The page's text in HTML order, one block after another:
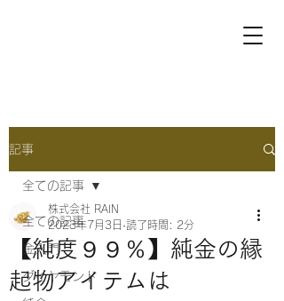
記事
全ての記事
金入門
ダイヤモンド
全ての記事
【純度９９％】純金の縁
起物アイテムは
株式会社 RAIN
2023年7月3日 読了時間: 2分